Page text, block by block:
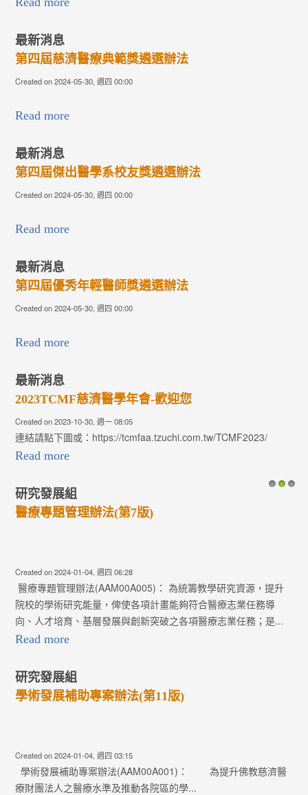
最新消息
第四屆慈濟醫療典範獎遴選辦法
Created on 2024-05-30, 週四 00:00
Read more
最新消息
第四屆傑出醫學系校友獎遴選辦法
Created on 2024-05-30, 週四 00:00
Read more
最新消息
第四屆優秀年輕醫師獎遴選辦法
Created on 2024-05-30, 週四 00:00
Read more
最新消息
2023TCMF慈濟醫學年會-歡迎您
Created on 2023-10-30, 週一 08:05
連結請點下圖或：https://tcmfaa.tzuchi.com.tw/TCMF2023/
Read more
研究發展組
醫療專題管理辦法(第7版)
Created on 2024-01-04, 週四 06:28
醫療專題管理辦法(AAM00A005)： 為統籌教學研究資源，提升
院校的學術研究能量，俾使各項計畫能夠符合醫療志業任務導
向、人才培育、基層發展與創新突破之各項醫療志業任務；是...
Read more
研究發展組
學術發展補助專案辦法(第11版)
Created on 2024-01-04, 週四 03:15
學術發展補助專案辦法(AAM00A001)： 為提升佛教慈濟醫
療財團法人之醫療水準及推動各院區的學...